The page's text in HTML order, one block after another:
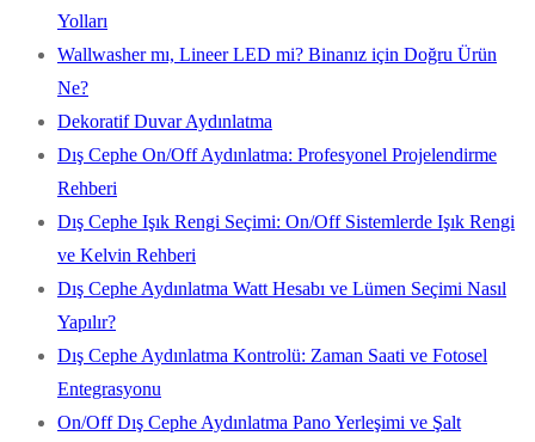
Yolları
Wallwasher mı, Lineer LED mi? Binanız için Doğru Ürün
Ne?
Dekoratif Duvar Aydınlatma
Dış Cephe On/Off Aydınlatma: Profesyonel Projelendirme
Rehberi
Dış Cephe Işık Rengi Seçimi: On/Off Sistemlerde Işık Rengi
ve Kelvin Rehberi
Dış Cephe Aydınlatma Watt Hesabı ve Lümen Seçimi Nasıl
Yapılır?
Dış Cephe Aydınlatma Kontrolü: Zaman Saati ve Fotosel
Entegrasyonu
On/Off Dış Cephe Aydınlatma Pano Yerleşimi ve Şalt